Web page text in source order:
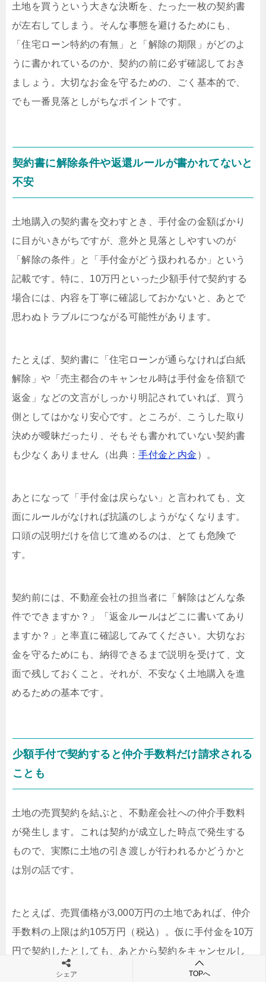
土地を買うという大きな決断を、たった一枚の契約書
が左右してしまう。そんな事態を避けるためにも、
「住宅ローン特約の有無」と「解除の期限」がどのよ
うに書かれているのか、契約の前に必ず確認しておき
ましょう。大切なお金を守るための、ごく基本的で、
でも一番見落としがちなポイントです。
契約書に解除条件や返還ルールが書かれてないと
不安
土地購入の契約書を交わすとき、手付金の金額ばかり
に目がいきがちですが、意外と見落としやすいのが
「解除の条件」と「手付金がどう扱われるか」という
記載です。特に、10万円といった少額手付で契約する
場合には、内容を丁寧に確認しておかないと、あとで
思わぬトラブルにつながる可能性があります。
たとえば、契約書に「住宅ローンが通らなければ白紙
解除」や「売主都合のキャンセル時は手付金を倍額で
返金」などの文言がしっかり明記されていれば、買う
側としてはかなり安心です。ところが、こうした取り
決めが曖昧だったり、そもそも書かれていない契約書
も少なくありません（出典：手付金と内金 ）。
あとになって「手付金は戻らない」と言われても、文
面にルールがなければ抗議のしようがなくなります。
口頭の説明だけを信じて進めるのは、とても危険で
す。
契約前には、不動産会社の担当者に「解除はどんな条
件でできますか？」「返金ルールはどこに書いてあり
ますか？」と率直に確認してみてください。大切なお
金を守るためにも、納得できるまで説明を受けて、文
面で残しておくこと。それが、不安なく土地購入を進
めるための基本です。
少額手付で契約すると仲介手数料だけ請求される
ことも
土地の売買契約を結ぶと、不動産会社への仲介手数料
が発生します。これは契約が成立した時点で発生する
もので、実際に土地の引き渡しが行われるかどうかと
は別の話です。
たとえば、売買価格が3,000万円の土地であれば、仲介
手数料の上限は約105万円（税込）。仮に手付金を10万
円で契約したとしても、あとから契約をキャンセルし
た場合、この仲介手数料だけが請求されるケースがあ
シェア TOPへ